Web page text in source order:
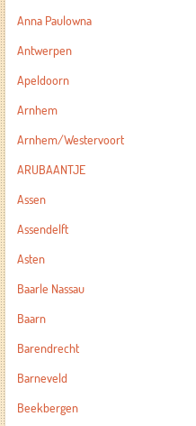
Anna Paulowna
Antwerpen
Apeldoorn
Arnhem
Arnhem/Westervoort
ARUBAANTJE
Assen
Assendelft
Asten
Baarle Nassau
Baarn
Barendrecht
Barneveld
Beekbergen